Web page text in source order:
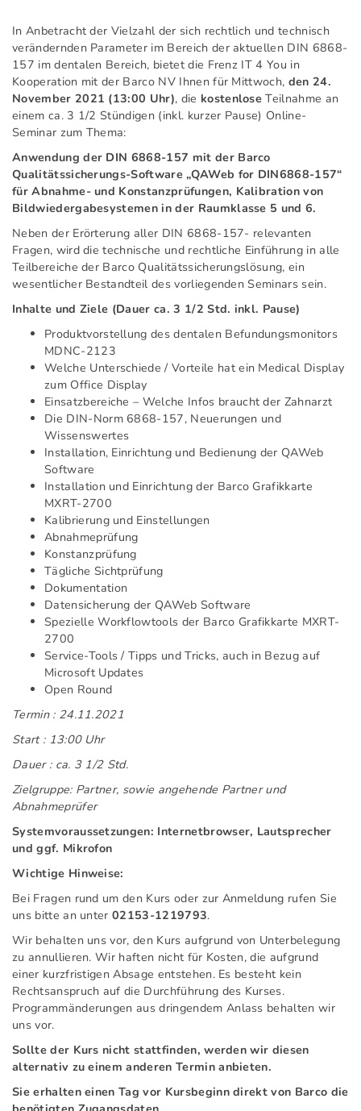
In Anbetracht der Vielzahl der sich rechtlich und technisch
verändernden Parameter im Bereich der aktuellen DIN 6868-
157 im dentalen Bereich, bietet die Frenz IT 4 You in
Kooperation mit der Barco NV Ihnen für Mittwoch, den 24.
November 2021 (13:00 Uhr), die kostenlose Teilnahme an
einem ca. 3 1/2 Stündigen (inkl. kurzer Pause) Online-
Seminar zum Thema:
Anwendung der DIN 6868-157 mit der Barco
Qualitätssicherungs-Software „QAWeb for DIN6868-157“
für Abnahme- und Konstanzprüfungen, Kalibration von
Bildwiedergabesystemen in der Raumklasse 5 und 6.
Neben der Erörterung aller DIN 6868-157- relevanten
Fragen, wird die technische und rechtliche Einführung in alle
Teilbereiche der Barco Qualitätssicherungslösung, ein
wesentlicher Bestandteil des vorliegenden Seminars sein.
Inhalte und Ziele (Dauer ca. 3 1/2 Std. inkl. Pause)
Produktvorstellung des dentalen Befundungsmonitors
MDNC-2123
Welche Unterschiede / Vorteile hat ein Medical Display
zum Office Display
Einsatzbereiche – Welche Infos braucht der Zahnarzt
Die DIN-Norm 6868-157, Neuerungen und
Wissenswertes
Installation, Einrichtung und Bedienung der QAWeb
Software
Installation und Einrichtung der Barco Grafikkarte
MXRT-2700
Kalibrierung und Einstellungen
Abnahmeprüfung
Konstanzprüfung
Tägliche Sichtprüfung
Dokumentation
Datensicherung der QAWeb Software
Spezielle Workflowtools der Barco Grafikkarte MXRT-
2700
Service-Tools / Tipps und Tricks, auch in Bezug auf
Microsoft Updates
Open Round
Termin : 24.11.2021
Start : 13:00 Uhr
Dauer : ca. 3 1/2 Std.
Zielgruppe: Partner, sowie angehende Partner und
Abnahmeprüfer
Systemvoraussetzungen: Internetbrowser, Lautsprecher
und ggf. Mikrofon
Wichtige Hinweise:
Bei Fragen rund um den Kurs oder zur Anmeldung rufen Sie
uns bitte an unter02153-1219793.
Wir behalten uns vor, den Kurs aufgrund von Unterbelegung
zu annullieren. Wir haften nicht für Kosten, die aufgrund
einer kurzfristigen Absage entstehen. Es besteht kein
Rechtsanspruch auf die Durchführung des Kurses.
Programmänderungen aus dringendem Anlass behalten wir
uns vor.
Sollte der Kurs nicht stattfinden, werden wir diesen
alternativ zu einem anderen Termin anbieten.
Sie erhalten einen Tag vor Kursbeginn direkt von Barco die